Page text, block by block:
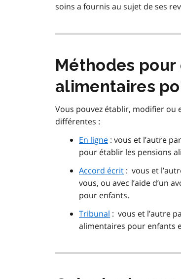
soins a fournis au sujet de ses
Méthodes
alimentaires
Vous pouvez établir, modifier ou
différentes :
En ligne : vous et l’autre
pour établir les pensions
Accord écrit : vous et
vous, ou avec l’aide d’un
pour enfants.
Tribunal : vous et l’autre
alimentaires pour enfants